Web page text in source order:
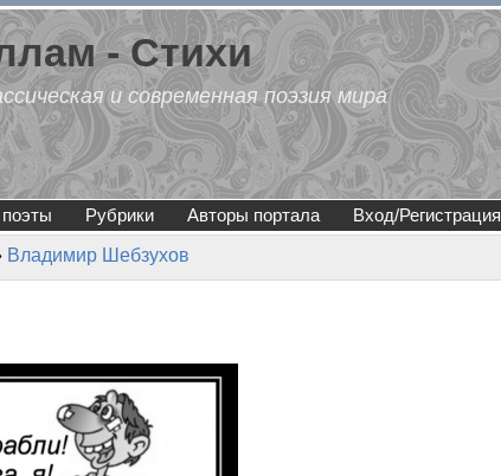
- Стихи
и современная поэзия мира
Рубрики Авторы портала Вход/Регистрация
Владимир Шебзухов